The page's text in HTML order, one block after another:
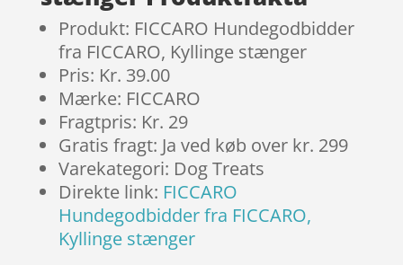
Produkt: FICCARO Hundegodbidder
fra FICCARO, Kyllinge stænger
Pris: Kr. 39.00
Mærke: FICCARO
Fragtpris: Kr. 29
Gratis fragt: Ja ved køb over kr. 299
Varekategori: Dog Treats
Direkte link: FICCARO
Hundegodbidder fra FICCARO,
Kyllinge stænger